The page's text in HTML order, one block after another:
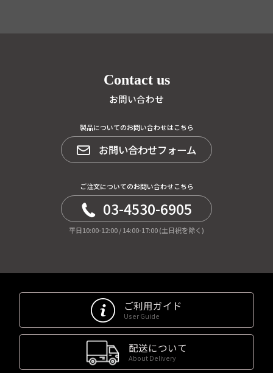
Contact us
お問い合わせ
製品についてのお問い合わせはこちら
お問い合わせフォーム
ご注文についてのお問い合わせこちら
03-4530-6905
平日10:00-12:00 / 14:00-17:00 (土日祝を除く)
ご利用ガイド
User Guide
配送について
About Delivery